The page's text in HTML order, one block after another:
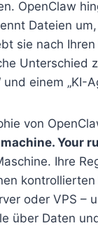
OpenClaw
Dateien
sie nach Ihren
Unterschied
und einem „KI-
von
Your
Ihre
oder VPS –
über Daten